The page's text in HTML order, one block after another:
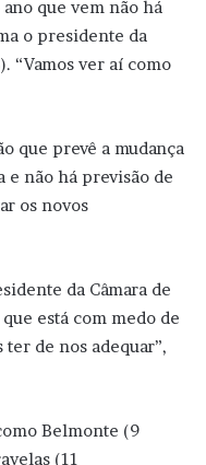
que vem não há
o presidente da
“Vamos ver aí como
que prevê a mudança
não há previsão de
os novos
da Câmara de
está com medo de
ter de nos adequar”,
Belmonte (9
(11